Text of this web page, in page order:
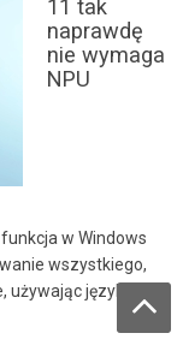
11 tak
naprawdę
nie wymaga
NPU
funkcja w Windows
wszystkiego,
języka